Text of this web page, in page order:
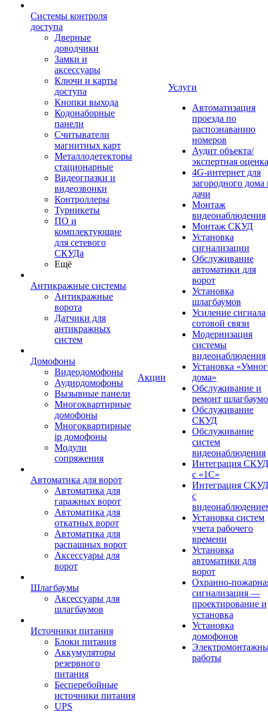
Системы контроля
доступа
Дверные
доводчики
Замки и
аксессуары
Ключи и карты
доступа
Кнопки выхода
Кодонаборные
панели
Считыватели
магнитных карт
Металлодетекторы
стационарные
Видеогпазки и
видеозвонки
Контроллеры
Турникеты
ПО и
комплектующие
для сетевого
СКУДа
Ещё
Антикражные системы
Антикражные
ворота
Датчики для
антикражных
систем
Домофоны
Видеодомофоны
Аудиодомофоны
Вызывные панели
Многоквартирные
домофоны
Многоквартирные
ip домофоны
Модули
сопряжения
Автоматика для ворот
Автоматика для
гаражных ворот
Автоматика для
откатных ворот
Автоматика для
распашных ворот
Аксессуары для
ворот
Шлагбаумы
Аксессуары для
шлагбаумов
Источники питания
Блоки питания
Аккумуляторы
резервного
питания
Бесперебойные
источники питания
UPS
Акции
Услуги
Автоматизация
проезда по
распознаванию
номеров
Аудит объекта/
экспертная оценка
4G-интернет для
загородного дома
дачи
Монтаж
видеонаблюдения
Монтаж СКУД
Установка
сигнализации
Обслуживание
автоматики для
ворот
Установка
шлагбаумов
Усиление сигнала
сотовой связи
Модернизация
системы
видеонаблюдения
Установка
дома»
Обслуживание и
ремонт
Обслуживание
СКУД
Обслуживание
систем
видеонаблюдения
Интеграция СКУД
с «1С»
Интеграция СКУД
с
Установка систем
учета рабочего
времени
Установка
автоматики для
ворот
Охранно-
сигнализация —
проектирование и
установка
Установка
домофонов
работы